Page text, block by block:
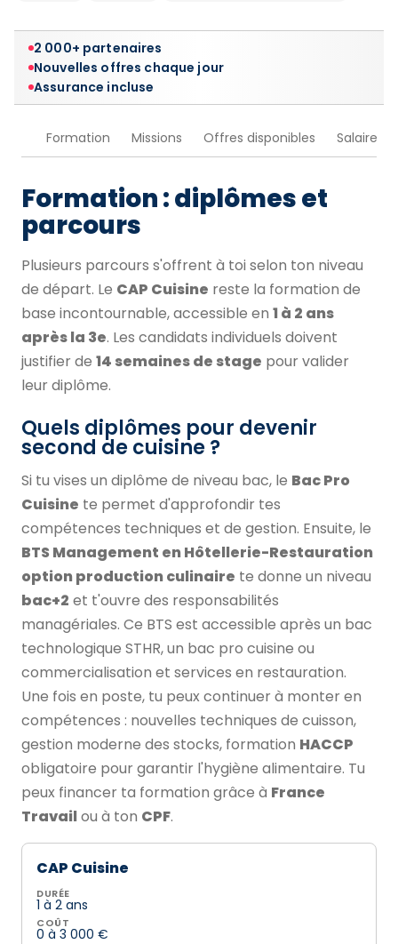
2 000+ partenaires
Nouvelles offres chaque jour
Assurance incluse
Formation Missions Offres disponibles Salaire
Formation : diplômes et
parcours
Plusieurs parcours s'offrent à toi selon ton niveau
de départ. Le CAP Cuisine reste la formation de
base incontournable, accessible en 1 à 2 ans
après la 3e. Les candidats individuels doivent
justifier de 14 semaines de stage pour valider
leur diplôme.
Quels diplômes pour devenir
second de cuisine ?
Si tu vises un diplôme de niveau bac, le Bac Pro
Cuisine te permet d'approfondir tes
compétences techniques et de gestion. Ensuite, le
BTS Management en Hôtellerie-Restauration
option production culinaire te donne un niveau
bac+2 et t'ouvre des responsabilités
managériales. Ce BTS est accessible après un bac
technologique STHR, un bac pro cuisine ou
commercialisation et services en restauration.
Une fois en poste, tu peux continuer à monter en
compétences : nouvelles techniques de cuisson,
gestion moderne des stocks, formation HACCP
obligatoire pour garantir l'hygiène alimentaire. Tu
peux financer ta formation grâce à France
Travailou à ton CPF.
CAP Cuisine
DURÉE
1 à 2 ans
COÛT
0 à 3 000 €